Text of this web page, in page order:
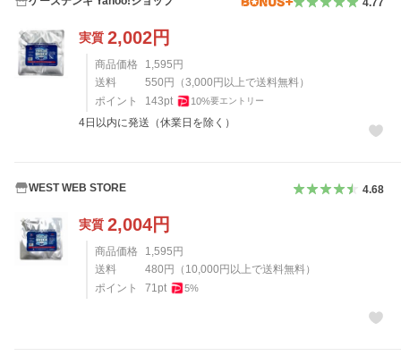
実質 2,002円
商品価格 1,595円
送料
550円 （3,000円以上で送料無料）
ポイント
143pt 10%要エントリー
4日以内に発送（休業日を除く）
WEST WEB STORE 4.68
実質 2,004円
商品価格 1,595円
送料
480円 （ 10,000円以上で送料無料）
ポイント
71 pt 5%